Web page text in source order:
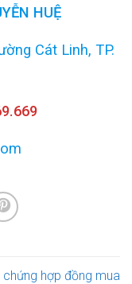
HUỆ
Cát Linh, TP.
chứng hợp đồng mua